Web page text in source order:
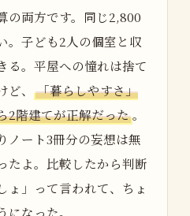
の両方です。同じ2,800
。子ども2人の個室と収
る。平屋への憧れは捨て
、
「暮らしやすさ」
2階建てが正解だった。
ノート3冊分の妄想は無
たよ。比較したから判断
ょ」って言われて、ちょ
になった。